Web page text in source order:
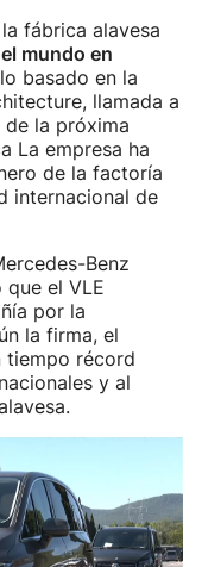
fábrica alavesa
mundo en
basado en la
llamada a
la próxima
La empresa ha
de la factoría
internacional de
Benz
que el VLE
por la
la firma, el
tiempo récord
y al